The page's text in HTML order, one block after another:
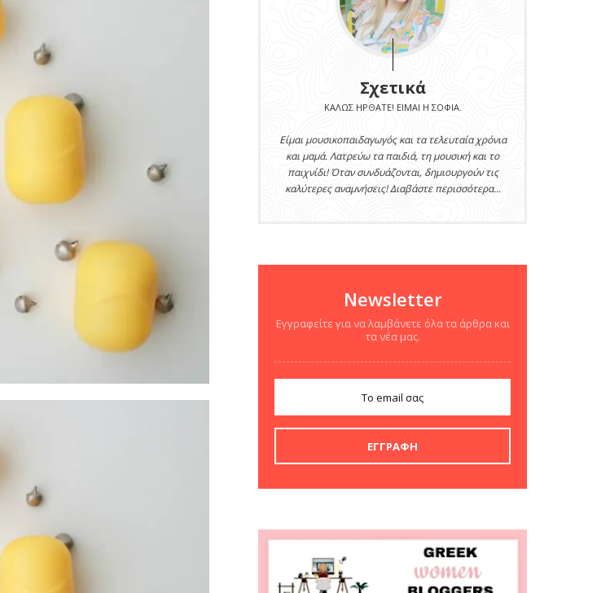
Σχετικά
ΚΑΛΏΣ ΉΡΘΑΤΕ! ΕΊΜΑΙ Η ΣΟΦΊΑ.
Είμαι μουσικοπαιδαγωγός και τα τελευταία χρόνια
και μαμά. Λατρεύω τα παιδιά, τη μουσική και το
παιχνίδι! Όταν συνδυάζονται, δημιουργούν τις
καλύτερες αναμνήσεις! Διαβάστε περισσότερα...
Newsletter
Εγγραφείτε για να λαμβάνετε όλα τα άρθρα και
τα νέα μας.